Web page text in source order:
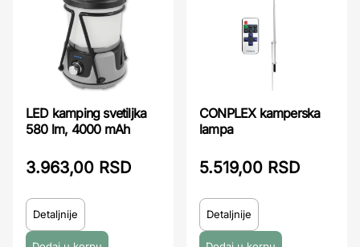
LED kamping svetiljka
580 lm, 4000 mAh
3.963,00 RSD
Detaljnije
CONPLEX kamperska
lampa
5.519,00 RSD
Detaljnije